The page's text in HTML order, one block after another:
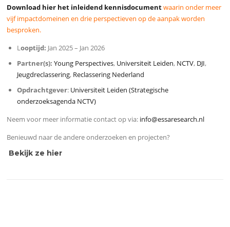
Download hier het inleidend kennisdocumentwaarin onder meer
vijf impactdomeinen en drie perspectieven op de aanpak worden
besproken.
Looptijd: Jan 2025 – Jan 2026
Partner(s): Young Perspectives, Universiteit Leiden, NCTV, DJI,
Jeugdreclassering, Reclassering Nederland
Opdrachtgever: Universiteit Leiden (Strategische
onderzoeksagenda NCTV)
Neem voor meer informatie contact op via: info@essaresearch.nl
Benieuwd naar de andere onderzoeken en projecten?
Bekijk ze hier